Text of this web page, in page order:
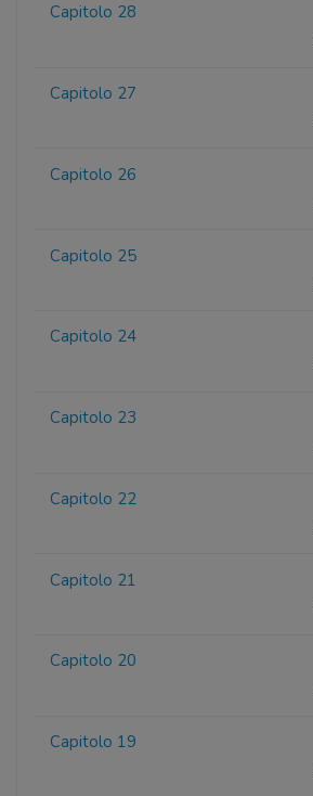
Capitolo 28
Capitolo 27
Capitolo 26
Capitolo 25
Capitolo 24
Capitolo 23
Capitolo 22
Capitolo 21
Capitolo 20
Capitolo 19